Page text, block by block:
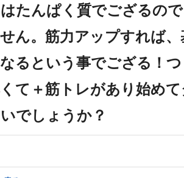
たんぱく質でござるの
ん。筋力アップすれば、
るという事でござる！
て＋筋トレがあり始め
でしょうか？